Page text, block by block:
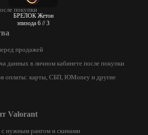
БРЕЛОК Жетон
эпизода 6 // 3
покупки
продажей
данных в личном кабинете после покупки
оплаты: карты, СБП, ЮMoney и другие
Valorant
с нужным рангом и скинами